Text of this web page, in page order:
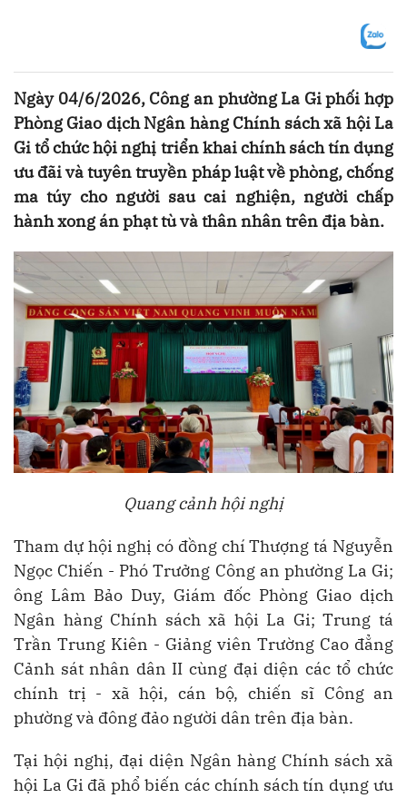
Ngày 04/6/2026, Công an phường La Gi phối hợp
Phòng Giao dịch Ngân hàng Chính sách xã hội La
Gi tổ chức hội nghị triển khai chính sách tín dụng
ưu đãi và tuyên truyền pháp luật về phòng, chống
ma túy cho người sau cai nghiện, người chấp
hành xong án phạt tù và thân nhân trên địa bàn.
Quang cảnh hội nghị
Tham dự hội nghị có đồng chí Thượng tá Nguyễn
Ngọc Chiến - Phó Trưởng Công an phường La Gi;
ông Lâm Bảo Duy, Giám đốc Phòng Giao dịch
Ngân hàng Chính sách xã hội La Gi; Trung tá
Trần Trung Kiên - Giảng viên Trường Cao đẳng
Cảnh sát nhân dân II cùng đại diện các tổ chức
chính trị - xã hội, cán bộ, chiến sĩ Công an
phường và đông đảo người dân trên địa bàn.
Tại hội nghị, đại diện Ngân hàng Chính sách xã
hội La Gi đã phổ biến các chính sách tín dụng ưu